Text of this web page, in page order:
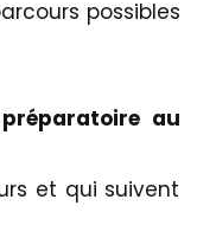
possibles
au
et qui suivent